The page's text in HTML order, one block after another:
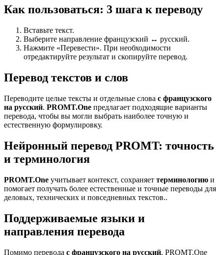
Как пользоваться: 3 шага к переводу
Вставьте текст.
Выберите направление французский ↔ русский.
Нажмите «Перевести». При необходимости
отредактируйте результат и скопируйте перевод.
Перевод текстов и слов
Переводите целые тексты и отдельные слова с французского
на русский. PROMT.One предлагает подходящие варианты
перевода, чтобы вы могли выбрать наиболее точную и
естественную формулировку.
Нейронный перевод PROMT: точность
и терминология
PROMT.One учитывает контекст, сохраняет терминологию и
помогает получать более естественные и точные переводы для
деловых, технических и повседневных текстов..
Поддерживаемые языки и
направления перевода
Помимо перевода с французского на русский, PROMT.One